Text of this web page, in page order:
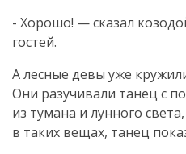
- Хорошо! — сказал
гостей.
А лесные девы уже
Они разучивали танец с
из тумана и лунного
в таких вещах, танец